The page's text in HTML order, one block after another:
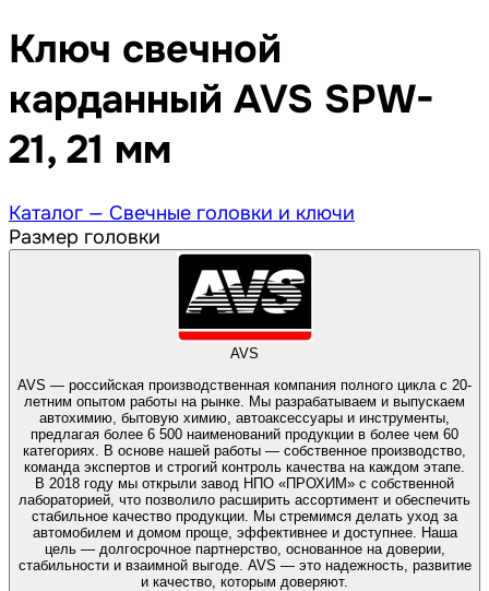
Ключ свечной
карданный AVS SPW-
21, 21 мм
Каталог — Свечные головки и ключи
Размер головки
AVS
AVS — российская производственная компания полного цикла с 20-
летним опытом работы на рынке. Мы разрабатываем и выпускаем
автохимию, бытовую химию, автоаксессуары и инструменты,
предлагая более 6 500 наименований продукции в более чем 60
категориях. В основе нашей работы — собственное производство,
команда экспертов и строгий контроль качества на каждом этапе.
В 2018 году мы открыли завод НПО «ПРОХИМ» с собственной
лабораторией, что позволило расширить ассортимент и обеспечить
стабильное качество продукции. Мы стремимся делать уход за
автомобилем и домом проще, эффективнее и доступнее. Наша
цель — долгосрочное партнерство, основанное на доверии,
стабильности и взаимной выгоде. AVS — это надежность, развитие
и качество, которым доверяют.